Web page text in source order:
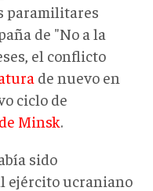
paramilitares
de "No a la
el conflicto
de nuevo en
ciclo de
Minsk.
sido
ejército ucraniano